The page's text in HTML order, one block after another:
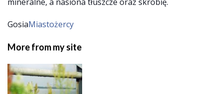
GosiaMiastożercy
More from my site